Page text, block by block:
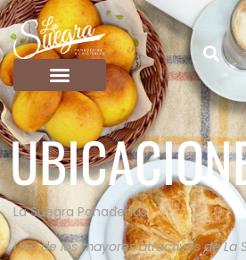
La Suegra Panaderías
Uno de los mayores atractivos de La